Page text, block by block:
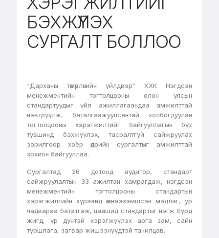
БЭХЖҮҮЛЭХ
СУРГАЛТ БОЛЛОО
“Дарханы төмөрлөгийн үйлдвэр” ХХК Нэгдсэн
менежментийн тогтолцооны олон улсын
стандартуудыг үйл ажиллагаандаа амжилттай
нэвтрүүлж, баталгаажуулсантай холбогдуулан
тогтолцооны хэрэгжилтийг байгууллагын бүх
түвшинд бэхжүүлэх, тасралтгүй сайжруулах
зорилгоор хоёр өдрийн сургалтыг амжилттай
зохион байгууллаа.
Сургалтад 26 дотоод аудитор, стандарт
сайжруулалтын 33 ажилтан хамрагдаж, нэгдсэн
менежментийн тогтолцооны стандартын
хэрэгжилтийн хүрээнд өмнө эзэмшсэн мэдлэг, ур
чадвараа бататгаж, цаашид стандартыг нэгж бүрд
жигд, үр дүнтэй хэрэгжүүлэх арга зам, сайн
туршлага, загвар жишээнүүдтэй танилцав.